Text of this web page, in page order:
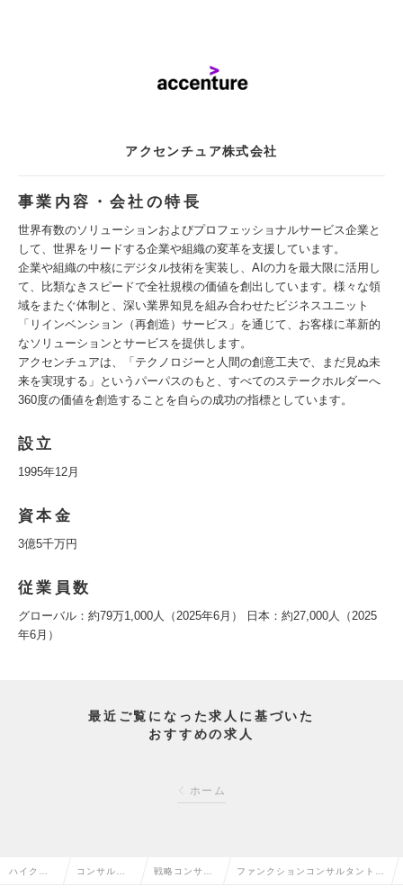
アクセンチュア株式会社
事業内容・会社の特長
世界有数のソリューションおよびプロフェッショナルサービス企業と
して、世界をリードする企業や組織の変革を支援しています。
企業や組織の中核にデジタル技術を実装し、AIの力を最大限に活用し
て、比類なきスピードで全社規模の価値を創出しています。様々な領
域をまたぐ体制と、深い業界知見を組み合わせたビジネスユニット
「リインベンション（再創造）サービス」を通じて、お客様に革新的
なソリューションとサービスを提供します。
アクセンチュアは、「テクノロジーと人間の創意工夫で、まだ見ぬ未
来を実現する」というパーパスのもと、すべてのステークホルダーへ
360度の価値を創造することを自らの成功の指標としています。
設立
1995年12月
資本金
3億5千万円
従業員数
グローバル：約79万1,000人（2025年6月） 日本：約27,000人（2025
年6月）
最近ご覧になった求人に基づいた
おすすめの求人
ホーム
ハイクラ コンサルタ 戦略コンサル ファンクションコンサルタント